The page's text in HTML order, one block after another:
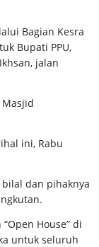
Bagian Kesra
Bupati PPU,
jalan
ini, Rabu
dan pihaknya
House” di
untuk seluruh